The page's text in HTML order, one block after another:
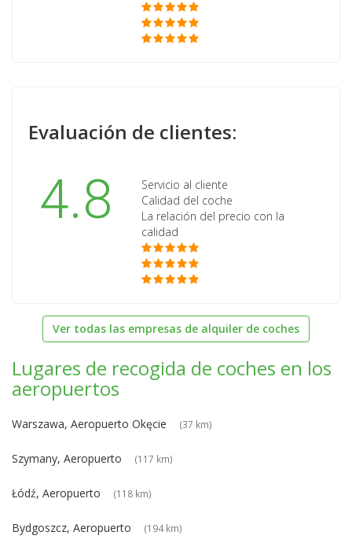
Evaluación de clientes:
4.8
Servicio al cliente
Calidad del coche
La relación del precio con la
calidad
Ver todas las empresas de alquiler de coches
Lugares de recogida de coches en los
aeropuertos
Warszawa, Aeropuerto Okęcie (37 km)
Szymany, Aeropuerto (117 km)
Łódź, Aeropuerto (118 km)
Bydgoszcz, Aeropuerto (194 km)